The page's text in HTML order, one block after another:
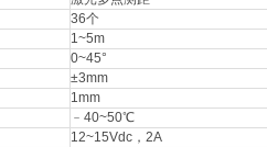
36个
1~5m
0~45°
±3mm
1mm
﹣40~50℃
12~15Vdc，2A